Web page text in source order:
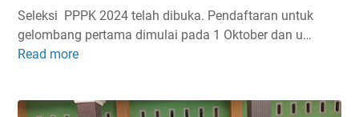
m
P
a
A
N
E
Seleksi PPPK 2024 telah dibuka. Pendaftaran untuk
gelombang pertama dimulai pada 1 Oktober dan u…
Read more